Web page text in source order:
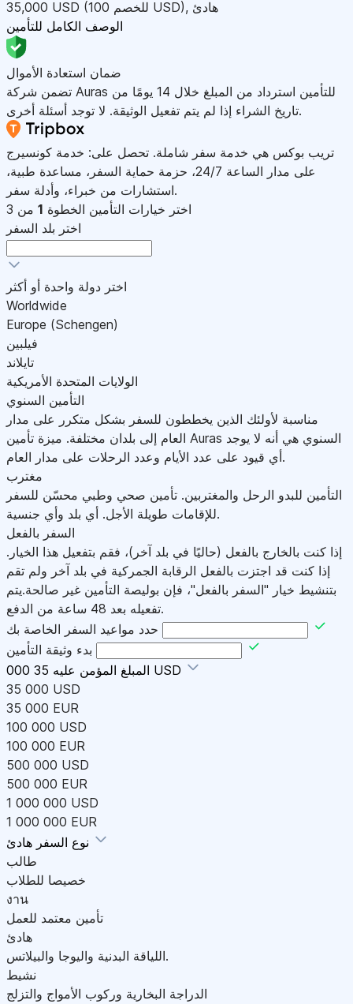
35,000 USD USD), هادئ
الوصف الكامل للتأمين
ضمان استعادة الأموال
تضمن شركة Auras للتأمين استرداد من المبلغ خلال 14 يومًا من
تاريخ الشراء إذا لم يتم تفعيل الوثيقة. لا توجد أسئلة أخرى.
تريب بوكس هي خدمة سفر شاملة. تحصل على: خدمة كونسيرج
على مدار الساعة 24/7، حزمة حماية السفر، مساعدة طبية،
استشارات من خبراء، وأدلة سفر.
اختر خيارات التأمين الخطوة 1 من 3
اختر بلد السفر
اختر دولة واحدة أو أكثر
Worldwide
Europe (Schengen)
فيلبين
تايلاند
الولايات المتحدة الأمريكية
التأمين السنوي
مناسبة لأولئك الذين يخططون للسفر بشكل متكرر على مدار
العام إلى بلدان مختلفة. ميزة تأمين Auras السنوي هي أنه لا يوجد
أي قيود على عدد الأيام وعدد الرحلات على مدار العام.
مغترب
التأمين للبدو الرحل والمغتربين. تأمين صحي وطبي محسّن للسفر
للإقامات طويلة الأجل. أي بلد وأي جنسية.
السفر بالفعل
إذا كنت بالخارج بالفعل (حاليًا في بلد آخر)، فقم بتفعيل هذا الخيار.
إذا كنت قد اجتزت بالفعل الرقابة الجمركية في بلد آخر ولم تقم
بتنشيط خيار "السفر بالفعل"، فإن بوليصة التأمين غير صالحة.يتم
تفعيله بعد 48 ساعة من الدفع.
حدد مواعيد السفر الخاصة بك
بدء وثيقة التأمين
المبلغ المؤمن عليه 35 000 USD
35 000 USD
35 000 EUR
100 000 USD
100 000 EUR
500 000 USD
500 000 EUR
1 000 000 USD
1 000 000 EUR
نوع السفر
طالب
خصيصا للطلاب
งาน
تأمين معتمد للعمل
هادئ
اللياقة البدنية واليوجا والبيلاتس.
نشيط
الدراجة البخارية وركوب الأمواج والتزلج